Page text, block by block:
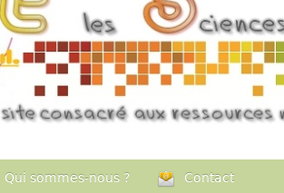
Qui sommes-nous ? Contact